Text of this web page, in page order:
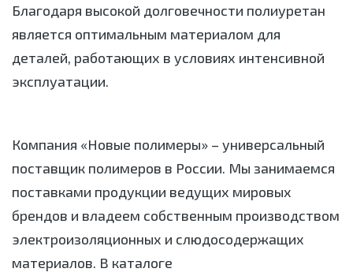
Благодаря высокой долговечности полиуретан
является оптимальным материалом для
деталей, работающих в условиях интенсивной
эксплуатации.
Компания «Новые полимеры» – универсальный
поставщик полимеров в России. Мы занимаемся
поставками продукции ведущих мировых
брендов и владеем собственным производством
электроизоляционных и слюдосодержащих
материалов. В каталоге